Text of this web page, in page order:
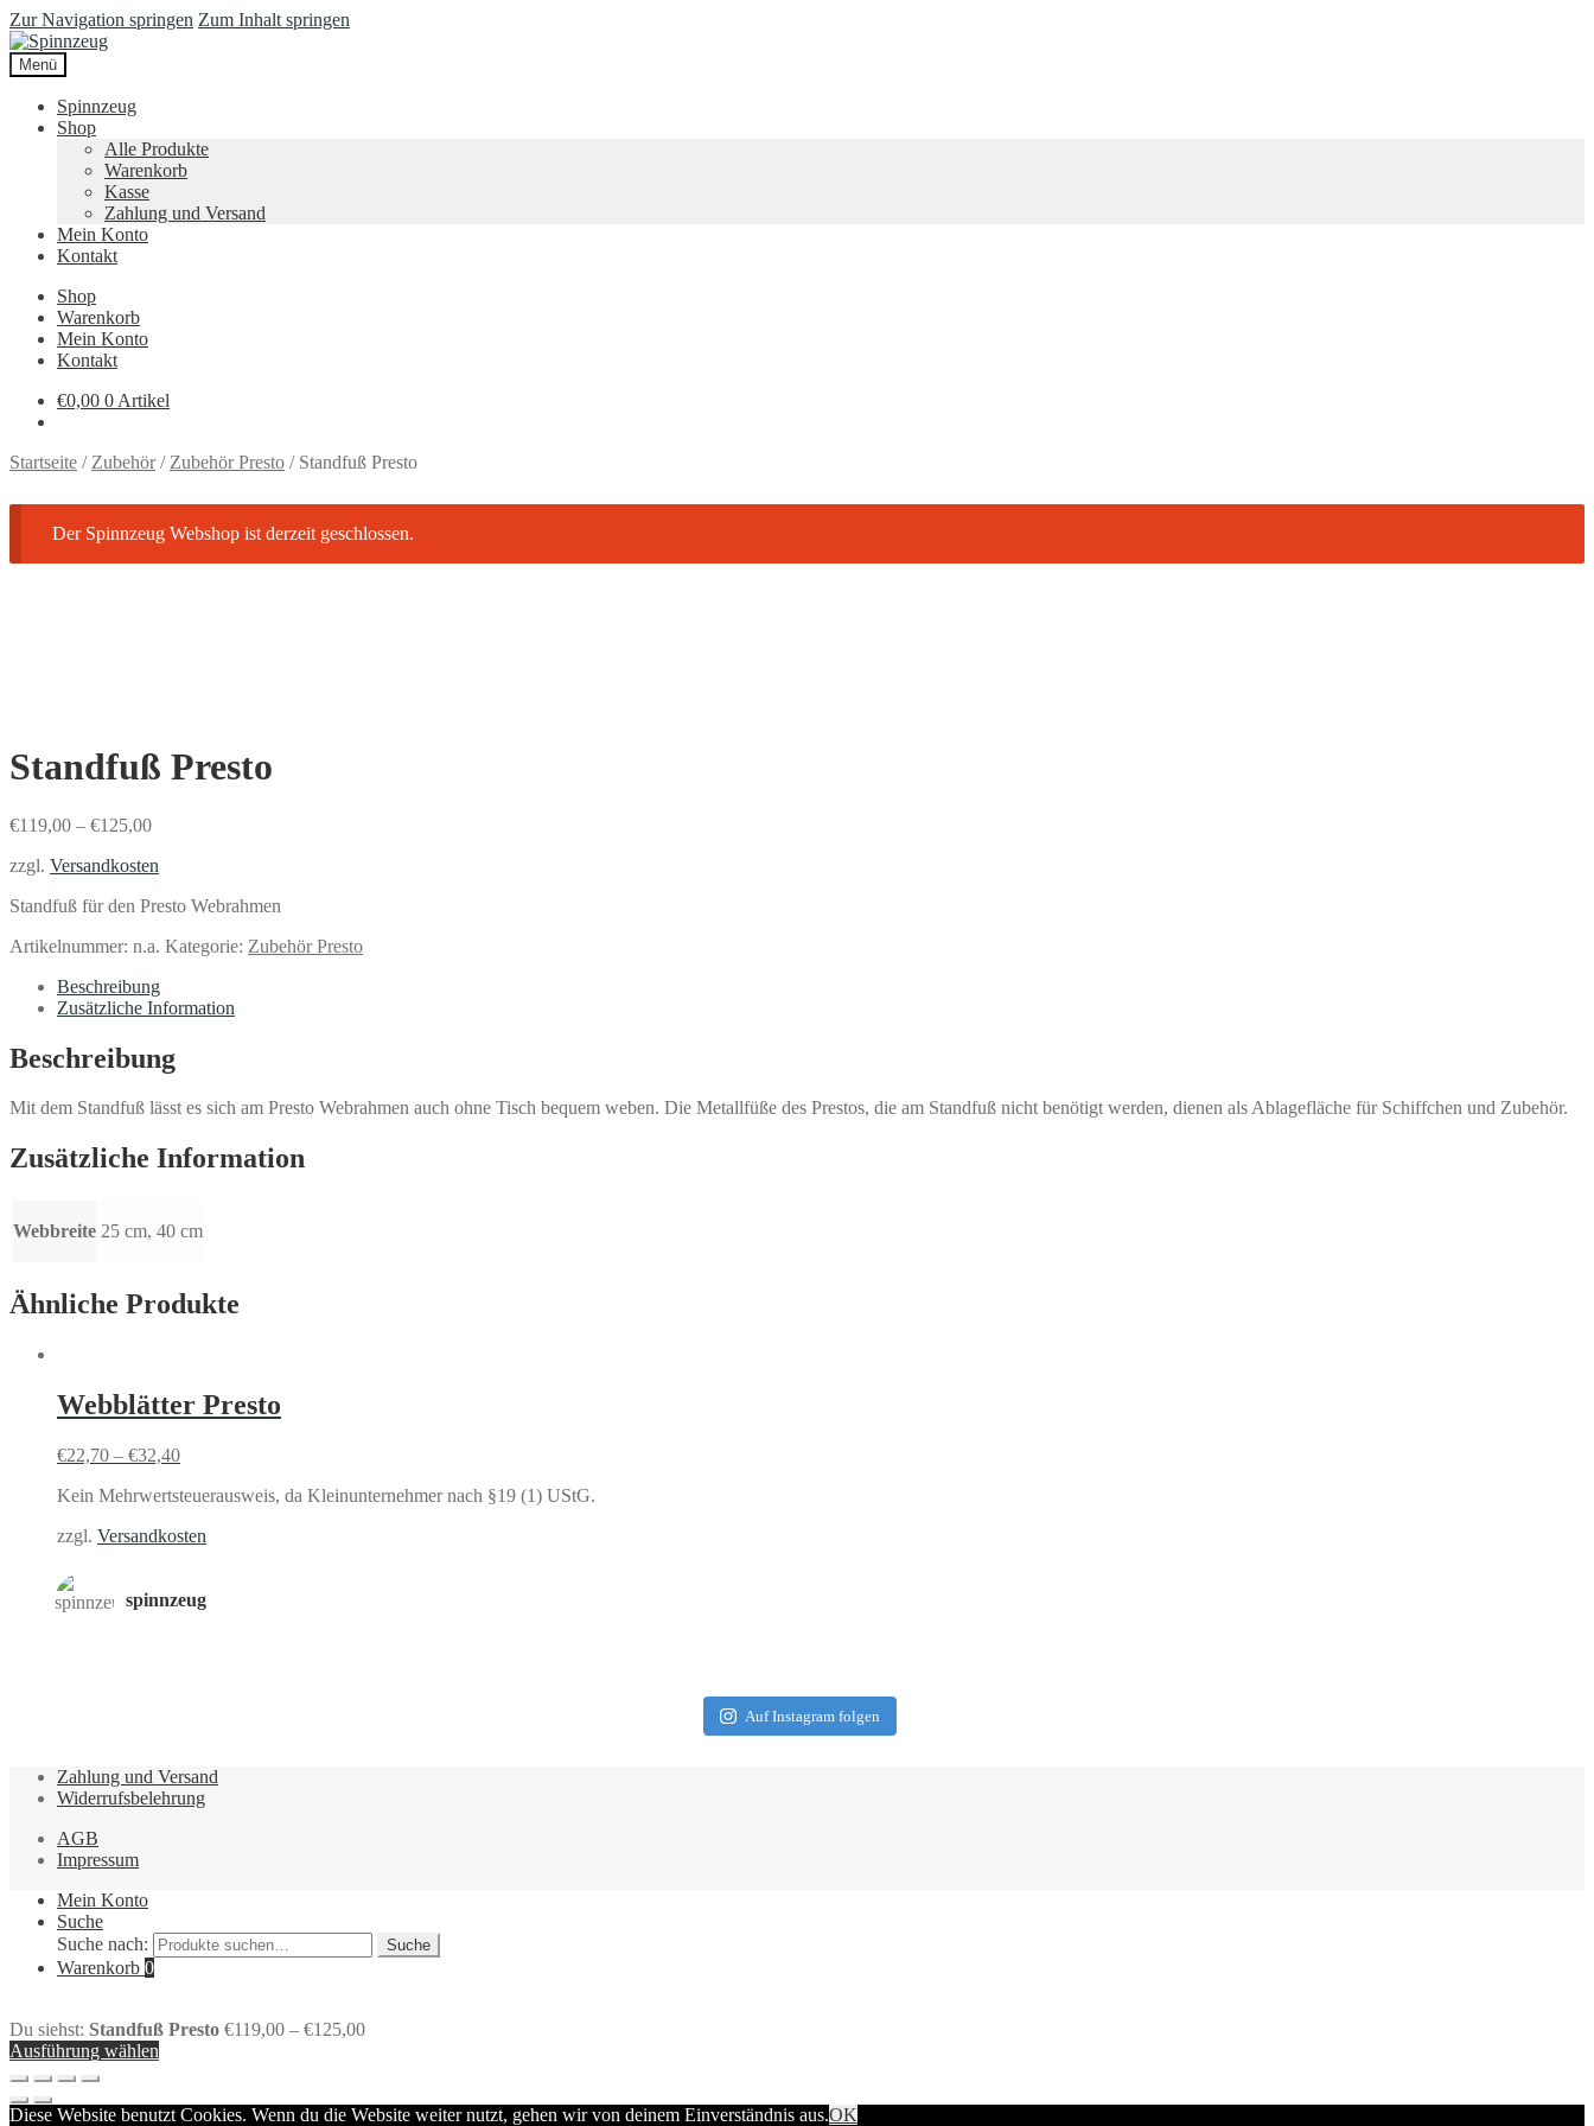
Zur Navigation springen Zum Inhalt springen
Menü
Spinnzeug
Shop
Alle Produkte
Warenkorb
Kasse
Zahlung und Versand
Mein Konto
Kontakt
Shop
Warenkorb
Mein Konto
Kontakt
€0,00 0 Artikel
Startseite / Zubehör/ Zubehör Presto / Standfuß Presto
Der Spinnzeug Webshop ist derzeit geschlossen.
Standfuß Presto
€119,00 – €125,00
zzgl. Versandkosten
Standfuß für den Presto Webrahmen
Artikelnummer: n.a. Kategorie: Zubehör Presto
Beschreibung
Zusätzliche Information
Beschreibung
Mit dem Standfuß lässt es sich am Presto Webrahmen auch ohne Tisch bequem weben. Die Metallfüße des Prestos, die am Standfuß nicht benötigt werden, dienen als Ablagefläche für Schiffchen und Zubehör.
Zusätzliche Information
Webbreite 25 cm, 40 cm
Ähnliche Produkte
Webblätter Presto
€22,70 – €32,40
Kein Mehrwertsteuerausweis, da Kleinunternehmer nach §19 (1) UStG.
zzgl. Versandkosten
spinnzeug
Auf Instagram folgen
Zahlung und Versand
Widerrufsbelehrung
AGB
Impressum
Mein Konto
Suche
Suche nach:
Suche
Warenkorb 0
Du siehst: Standfuß Presto €119,00 – €125,00
Ausführung wählen
Diese Website benutzt Cookies. Wenn du die Website weiter nutzt, gehen wir von deinem Einverständnis aus.OK